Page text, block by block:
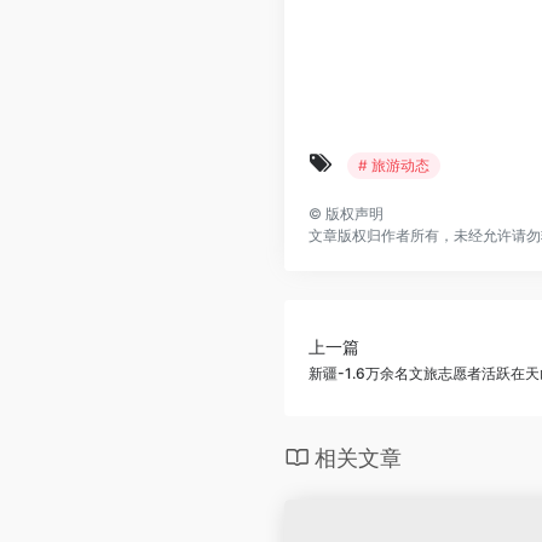
# 旅游动态
© 版权声明
文章版权归作者所有，未经允许请勿
上一篇
新疆-1.6万余名文旅志愿者活跃在
相关文章